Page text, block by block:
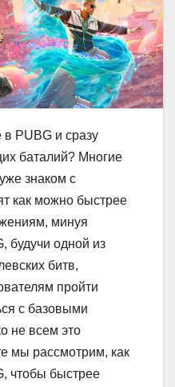
в PUBG и сразу
баталий? Многие
знаком с
как можно быстрее
минуя
будучи одной из
битв,
пройти
с базовыми
не всем это
мы рассмотрим, как
чтобы быстрее